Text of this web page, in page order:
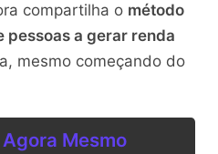
compartilha o método
pessoas a gerar renda
mesmo começando do
Mesmo